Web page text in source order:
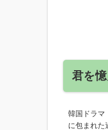
君を
韓国ドラマ
に包まれた